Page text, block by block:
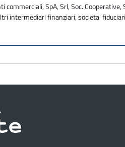
commerciali, SpA, Srl, Soc.
intermediari finanziari, societa'